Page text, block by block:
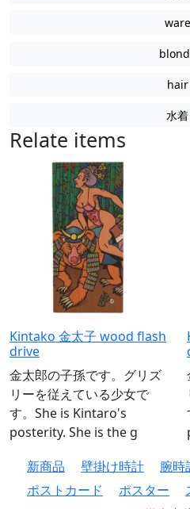
ware
hair
水着
Relate items
Kintako 金太子 wood flash
drive
金太郎の子孫です。グリズ
リーを従えている少女で
す。She is Kintaro's
posterity. She is the g
新商品
壁掛け時計 腕時
ポストカード
ポスター